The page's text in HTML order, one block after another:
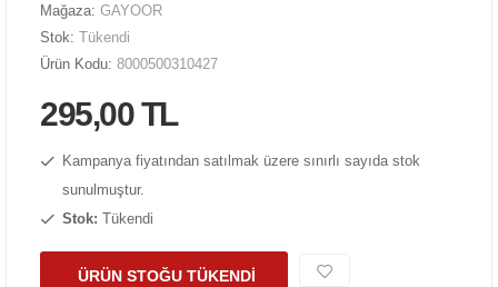
Mağaza: GAYOOR
Stok: Tükendi
Ürün Kodu: 8000500310427
295,00 TL
Kampanya fiyatından satılmak üzere sınırlı sayıda stok
sunulmuştur.
Stok: Tükendi
ÜRÜN STOĞU TÜKENDİ